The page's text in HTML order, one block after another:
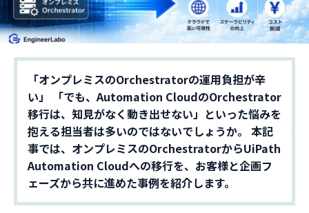
「オンプレミスのOrchestratorの運用負担が辛
い」 「でも、Automation CloudのOrchestrator
移行は、知見がなく動き出せない」といった悩みを
抱える担当者は多いのではないでしょうか。 本記
事では、オンプレミスのOrchestratorからUiPath
Automation Cloudへの移行を、お客様と企画フ
ェーズから共に進めた事例を紹介します。